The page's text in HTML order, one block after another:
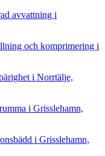
avvattning i
och komprimering i
i Norrtälje,
i Grisslehamn,
i Grisslehamn,